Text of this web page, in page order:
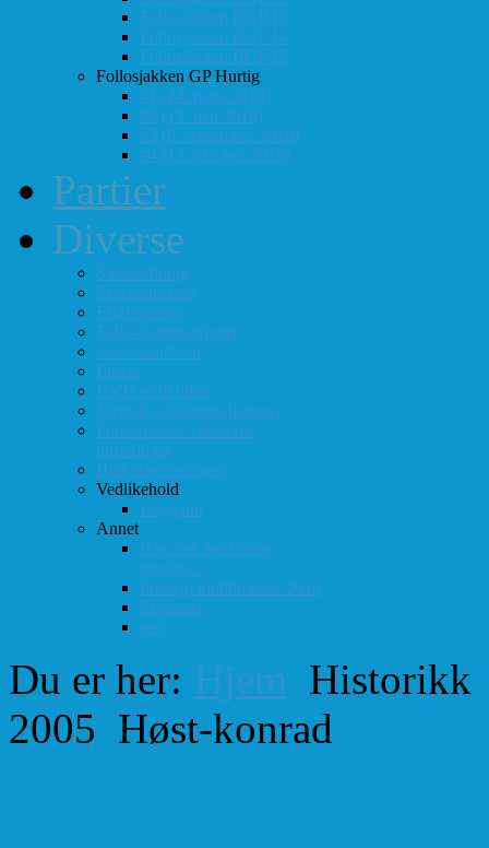
Follosjakken BGP 13
Follosjakken BGP 14
Follosjakken BGP 15
Follosjakken GP Hurtig
#1 (24. mars 2018)
#2 (19. mai 2018)
#3 (8. september 2018)
#4 (13. oktober 2018)
Partier
Diverse
Støtteordning
Sjakkrating.no
FIDE-rating
Follo-kombinasjoner
Grasrotandelen
Linker
DVD-er til utlån
Virtuell sjakklubb (lichess)
Førsteplasser i eksterne
turneringer
Hedersbevisninger
Vedlikehold
Logg inn
Annet
Ikke helt som andre
muséer...
Intervju klubbmester 2013
Skjemaer
test
Du er her: Hjem Historikk
2005 Høst-konrad